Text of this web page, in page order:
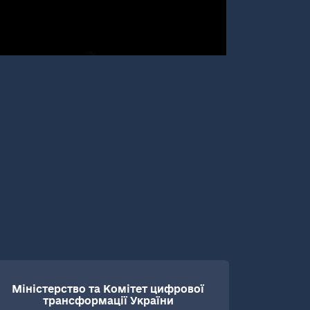
Міністерство та Комітет цифрової
трансформації України